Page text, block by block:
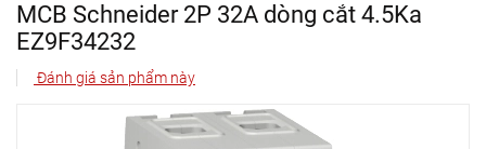
MCB Schneider 2P 32A dòng cắt 4.5Ka
EZ9F34232
Đánh giá sản phẩm này